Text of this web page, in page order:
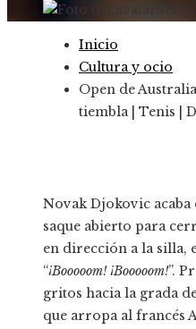
Inicio
Cultura y ocio
Open de
tiembla | Tenis |
Novak Djokovic acaba
saque abierto para
en dirección a la silla,
“¡Booooom! ¡Booooom!”.
gritos hacia la grada
que arropa al francés